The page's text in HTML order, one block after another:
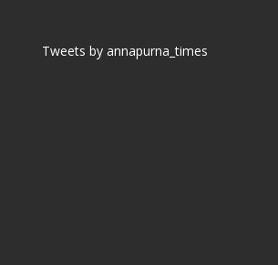
Tweets by annapurna_times